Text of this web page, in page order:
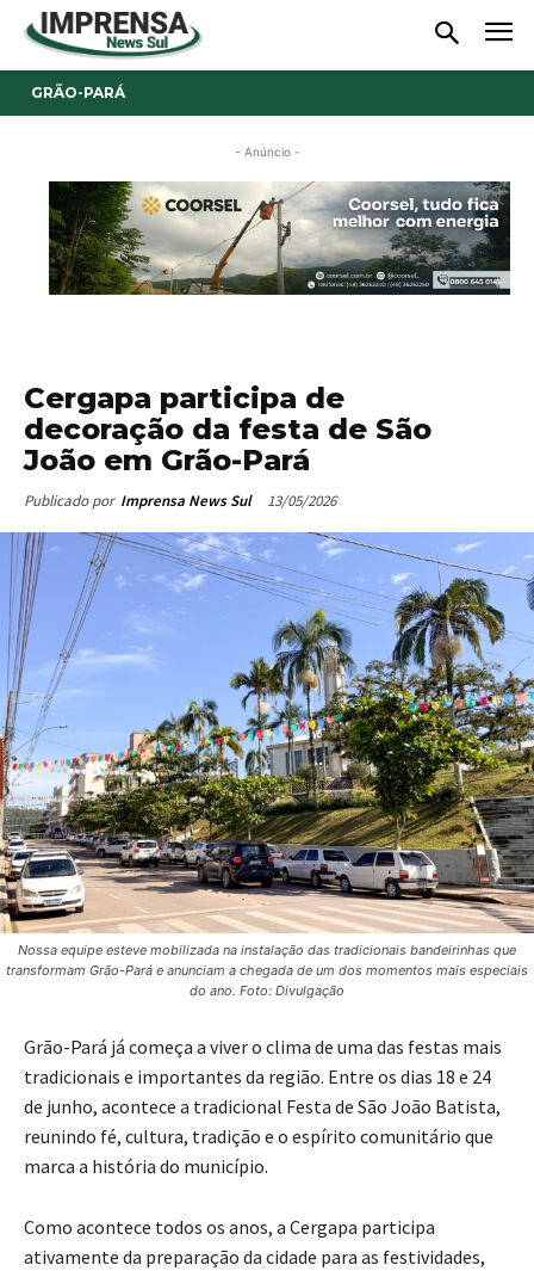
GRÃO-PARÁ
- Anúncio -
Cergapa participa de
decoração da festa de São
João em Grão-Pará
Publicado por Imprensa News Sul 13/05/2026
Nossa equipe esteve mobilizada na instalação das tradicionais bandeirinhas que
transformam Grão-Pará e anunciam a chegada de um dos momentos mais especiais
do ano. Foto: Divulgação
Grão-Pará já começa a viver o clima de uma das festas mais
tradicionais e importantes da região. Entre os dias 18 e 24
de junho, acontece a tradicional Festa de São João Batista,
reunindo fé, cultura, tradição e o espírito comunitário que
marca a história do município.
Como acontece todos os anos, a Cergapa participa
ativamente da preparação da cidade para as festividades,